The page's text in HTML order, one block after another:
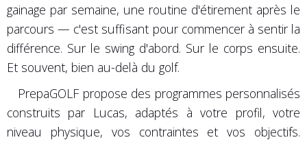
gainage par semaine, une routine d'étirement après le
parcours — c'est suffisant pour commencer à sentir la
différence. Sur le swing d'abord. Sur le corps ensuite.
Et souvent, bien au-delà du golf.
PrepaGOLF propose des programmes personnalisés
construits par Lucas, adaptés à votre profil, votre
niveau physique, vos contraintes et vos objectifs.